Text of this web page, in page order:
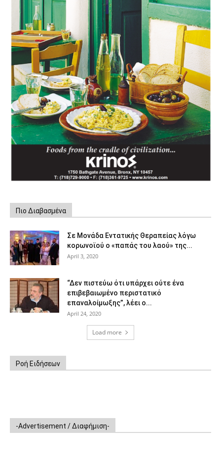
Πιο Διαβασμένα
Σε Μονάδα Εντατικής Θεραπείας λόγω
κορωνοϊού ο «παπάς του λαού» της...
April 3, 2020
“Δεν πιστεύω ότι υπάρχει ούτε ένα
επιβεβαιωμένο περιστατικό
επαναλοίμωξης”, λέει ο...
April 24, 2020
Load more
Ροή Ειδήσεων
-Advertisement / Διαφήμιση-